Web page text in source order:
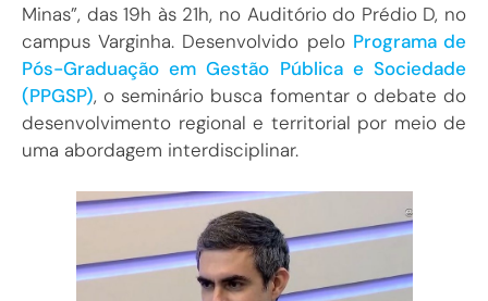
Minas”, das 19h às 21h, no Auditório do Prédio D, no
campus Varginha. Desenvolvido pelo Programa de
Pós-Graduação em Gestão Pública e Sociedade
(PPGSP), o seminário busca fomentar o debate do
desenvolvimento regional e territorial por meio de
uma abordagem interdisciplinar.